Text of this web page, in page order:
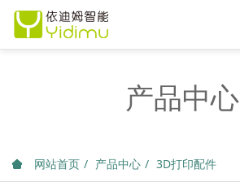
产品中心
网站首页 产品中心 3D打印配件